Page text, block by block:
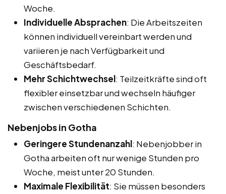
Woche.
Individuelle Absprachen: Die Arbeitszeiten
können individuell vereinbart werden und
variieren je nach Verfügbarkeit und
Geschäftsbedarf.
Mehr Schichtwechsel: Teilzeitkräfte sind oft
flexibler einsetzbar und wechseln häufiger
zwischen verschiedenen Schichten.
Nebenjobs in Gotha
Geringere Stundenanzahl: Nebenjobber in
Gotha arbeiten oft nur wenige Stunden pro
Woche, meist unter 20 Stunden.
Maximale Flexibilität: Sie müssen besonders